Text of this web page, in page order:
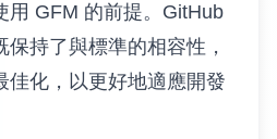
用 GFM 的前提。GitHub
持了與標準的相容性，
佳化，以更好地適應開發